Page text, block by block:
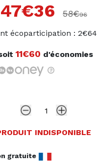
47€36 58€96
écoparticipation : 2€64
11€60 d'économies
INDISPONIBLE
gratuite